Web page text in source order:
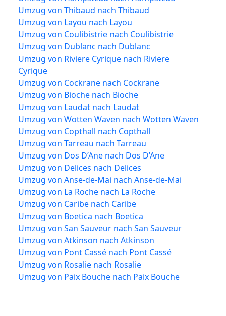
Umzug von Thibaud nach Thibaud
Umzug von Layou nach Layou
Umzug von Coulibistrie nach Coulibistrie
Umzug von Dublanc nach Dublanc
Umzug von Riviere Cyrique nach Riviere
Cyrique
Umzug von Cockrane nach Cockrane
Umzug von Bioche nach Bioche
Umzug von Laudat nach Laudat
Umzug von Wotten Waven nach Wotten Waven
Umzug von Copthall nach Copthall
Umzug von Tarreau nach Tarreau
Umzug von Dos D’Ane nach Dos D’Ane
Umzug von Delices nach Delices
Umzug von Anse-de-Mai nach Anse-de-Mai
Umzug von La Roche nach La Roche
Umzug von Caribe nach Caribe
Umzug von Boetica nach Boetica
Umzug von San Sauveur nach San Sauveur
Umzug von Atkinson nach Atkinson
Umzug von Pont Cassé nach Pont Cassé
Umzug von Rosalie nach Rosalie
Umzug von Paix Bouche nach Paix Bouche